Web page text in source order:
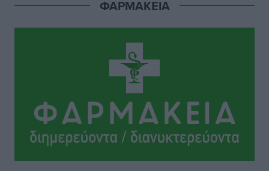
πριν 21 ώρες
Αποκαλυπτήρια για την «Ατζέντα 2030» από το βήμα
της ΔΕΘ
Ειδήσεις πριν 23 ώρες
ΦΑΡΜΑΚΕΙΑ